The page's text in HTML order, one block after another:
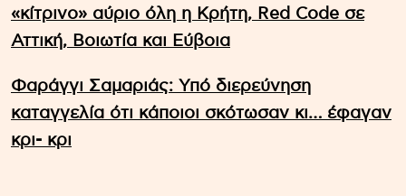
«κίτρινο» αύριο όλη η Κρήτη, Red Code σε
Αττική, Βοιωτία και Εύβοια
Φαράγγι Σαμαριάς: Υπό διερεύνηση
καταγγελία ότι κάποιοι σκότωσαν κι… έφαγαν
κρι- κρι